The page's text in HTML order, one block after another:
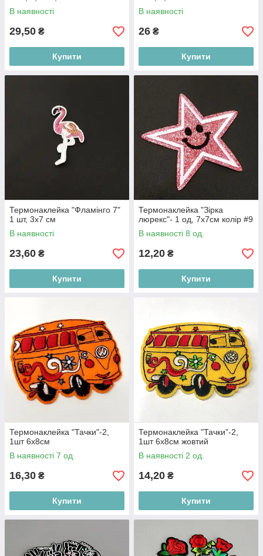
В наявності
29,50 ₴
Купити
В наявності
26 ₴
Купити
Термонаклейка "Фламінго 7"
1 шт, 3х7 см
В наявності
23,60 ₴
Купити
Термонаклейка "Зірка
люрекс"- 1 од, 7х7см колір #9
В наявності 8 од.
12,20 ₴
Купити
Термонаклейка "Тачки"-2,
1шт 6х8см
В наявності 7 од.
16,30 ₴
Купити
Термонаклейка "Тачки"-2,
1шт 6х8см жовтий
В наявності 2 од.
14,20 ₴
Купити